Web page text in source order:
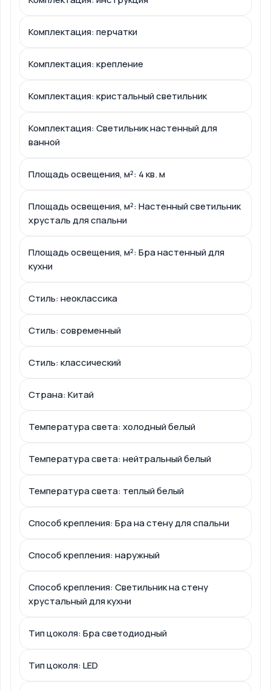
Комплектация: перчатки
Комплектация: крепление
Комплектация: кристальный светильник
Комплектация: Светильник настенный для
ванной
Площадь освещения, м²: 4 кв. м
Площадь освещения, м²: Настенный светильник
хрусталь для спальни
Площадь освещения, м²: Бра настенный для
кухни
Стиль: неоклассика
Стиль: современный
Стиль: классический
Страна: Китай
Температура света: холодный белый
Температура света: нейтральный белый
Температура света: теплый белый
Способ крепления: Бра на стену для спальни
Способ крепления: наружный
Способ крепления: Светильник на стену
хрустальный для кухни
Тип цоколя: Бра светодиодный
Тип цоколя: LED